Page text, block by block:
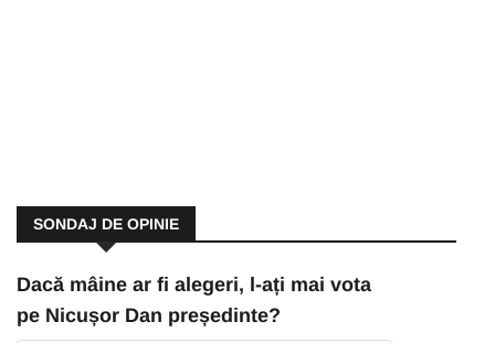
SONDAJ DE OPINIE
Dacă mâine ar fi alegeri, l-ați mai vota
pe Nicușor Dan președinte?